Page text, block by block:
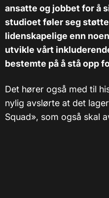
ansatte og jobbet for å
studioet føler seg
lidenskapelige enn
utvikle vårt
bestemte på å stå opp
Det hører også med til
nylig avslørte at det
Squad», som også skal